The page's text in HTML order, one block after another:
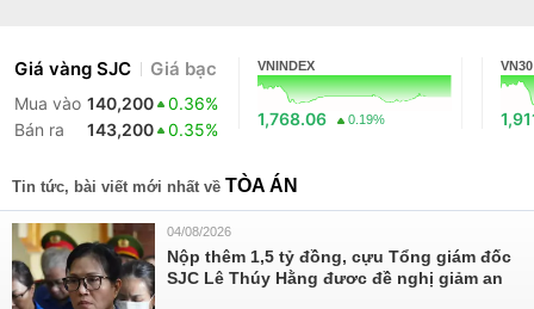
Giá vàng SJC Giá bạc
Mua vào 140,200
0.36%
Bán ra
143,200 0.35%
VNINDEX
1,768.06 0.19%
VN30
Tin tức, bài viết mới nhất về TÒA ÁN
04/08/2026
Nộp thêm 1,5 tỷ đồng, cựu Tổng giám đốc
SJC Lê Thúy Hằng đươc đề nghị giảm an